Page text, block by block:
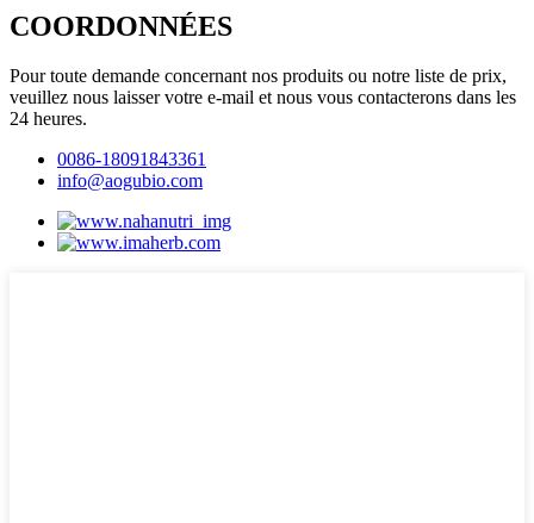
COORDONNÉES
Pour toute demande concernant nos produits ou notre liste de prix,
veuillez nous laisser votre e-mail et nous vous contacterons dans les
24 heures.
0086-18091843361
info@aogubio.com